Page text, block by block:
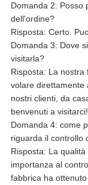
Domanda 2: Posso
dell'ordine?
Risposta: Certo.
Domanda 3: Dove
visitarla?
Risposta: La nostra
volare direttamente
nostri clienti, da
benvenuti a visitarci!
Domanda 4: come
riguarda il controllo
Risposta: La
importanza al
fabbrica ha ottenuto